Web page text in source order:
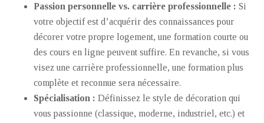
Passion personnelle vs. carrière professionnelle : Si
votre objectif est d’acquérir des connaissances pour
décorer votre propre logement, une formation courte ou
des cours en ligne peuvent suffire. En revanche, si vous
visez une carrière professionnelle, une formation plus
complète et reconnue sera nécessaire.
Spécialisation : Définissez le style de décoration qui
vous passionne (classique, moderne, industriel, etc.) et